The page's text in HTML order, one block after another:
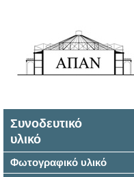
Συνοδευτικό
υλικό
Φωτογραφικό υλικό